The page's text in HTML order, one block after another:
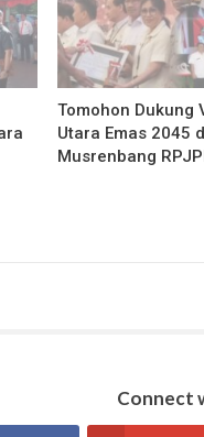
Tomohon Dukung
Utara Emas 2045
Musrenbang
Connect